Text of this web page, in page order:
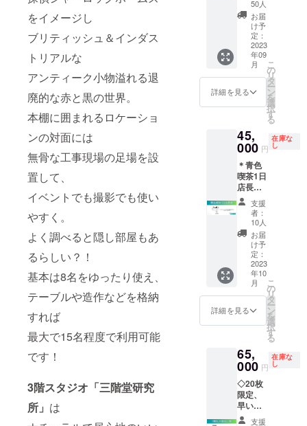
をイメージし
ブリティッシュ＆インダス
トリアルな
アンティーク小物溢れる退
廃的な赤と黒の世界。
本棚に囲まれるロケーショ
ンの対面には
無骨な工事現場の足場を設
置して、
イベントでも撮影でも使い
やすく。
よく調べると隠し部屋もあ
るらしい？！
基本は8名をゆったり使え、
テーブルや造作などを格納
すれば
最大で15名程度で利用可能
です！
3階スタジオ「三階堂研究
所」 は
わい
い！ 郵
送でお
届けし
ます。
備考欄
に 「入
れたい
れたい
全角文
字5文
字」 を
入力く
ださ
い。 そ
れ以上
の文字
数です
と、 文
字が小
さく
なった
り レイ
アウト
が崩れ
す。
20mm×
2.5mm
留具
マグ
ネット
を8時間
利用で
きる券
です。
商用非
商用問
わずご
利用い
ただけ
ます。
6月末ま
で有
効。
50人
お届
け予
定：
2023
年09
月
詳細を見る
こ
の
リ
タ
ー
ン
を
選
択
す
る
45,
000 円
在庫な
し
＊青色
喫茶1日
店長に
なれる
券で
す。 イ
ベント
として
参加者
を募る
ことが
出来ま
す。 貸
切も可
能で
す。 オ
ルグッ
ズや カ
フェメ
ニュー
を提供
できま
す。 商
支援
者：
10人
お届
け予
定：
2023
年10
月
詳細を見る
こ
の
リ
タ
ー
ン
を
選
択
す
る
65,
000 円
在庫な
し
◇20枚
限定、
早い者
勝ちで
支援